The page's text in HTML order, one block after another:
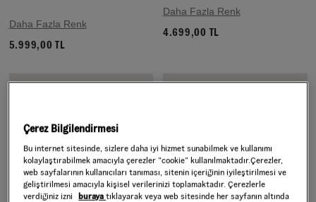
Daha Fazla Renk
5.999,00 TL
Daha Fazla Renk
4.699,00 TL
Çerez Bilgilendirmesi
Bu internet sitesinde, sizlere daha iyi hizmet sunabilmek ve kullanımı
kolaylaştırabilmek amacıyla çerezler ”cookie” kullanılmaktadır.Çerezler,
web sayfalarının kullanıcıları tanıması, sitenin içeriğinin iyileştirilmesi ve
geliştirilmesi amacıyla kişisel verilerinizi toplamaktadır. Çerezlerle
verdiğiniz izni
burayatıklayarak veya web sitesinde her sayfanın altında